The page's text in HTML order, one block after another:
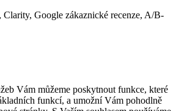
Google zákaznické recenze, A/B-
Vám můžeme poskytnout funkce, které
funkcí, a umožní Vám pohodlně